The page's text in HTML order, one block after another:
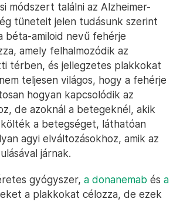
módszert találni az Alzheimer-
tüneteit jelen tudásunk szerint
amiloid nevű fehérje
amely felhalmozódik az
térben, és jellegzetes plakkokat
teljesen világos, hogy a fehérje
hogyan kapcsolódik az
de azoknál a betegeknél, akik
a betegséget, láthatóan
agyi elváltozásokhoz, amik az
járnak.
gyógyszer, a donanemab és a
a plakkokat célozza, de ezek